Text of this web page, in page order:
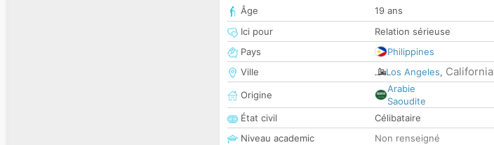
Âge
19 ans
Ici pour
Relation sérieuse
Pays
Philippines
Ville
Los Angeles, California
Origine
Arabie
Saoudite
État civil
Célibataire
Niveau academic
Non renseigné